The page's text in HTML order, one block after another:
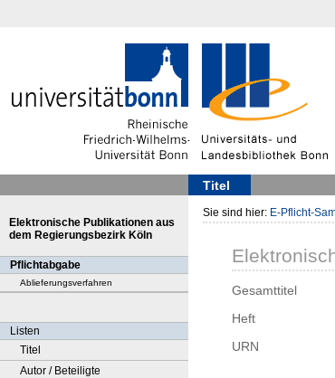
Titel
Elektronische Publikationen aus
dem Regierungsbezirk Köln
Pflichtabgabe
Ablieferungsverfahren
Listen
Titel
Autor / Beteiligte
Sie sind hier: E-Pflicht-
Gesamttitel
Heft
URN